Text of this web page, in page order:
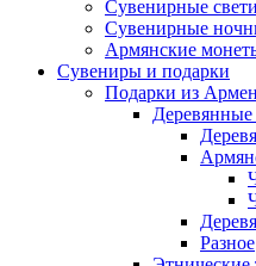
Сувенирные
Сувенирные
Армянские
Сувениры и подарки
Подарки из
Деревянные
Разное